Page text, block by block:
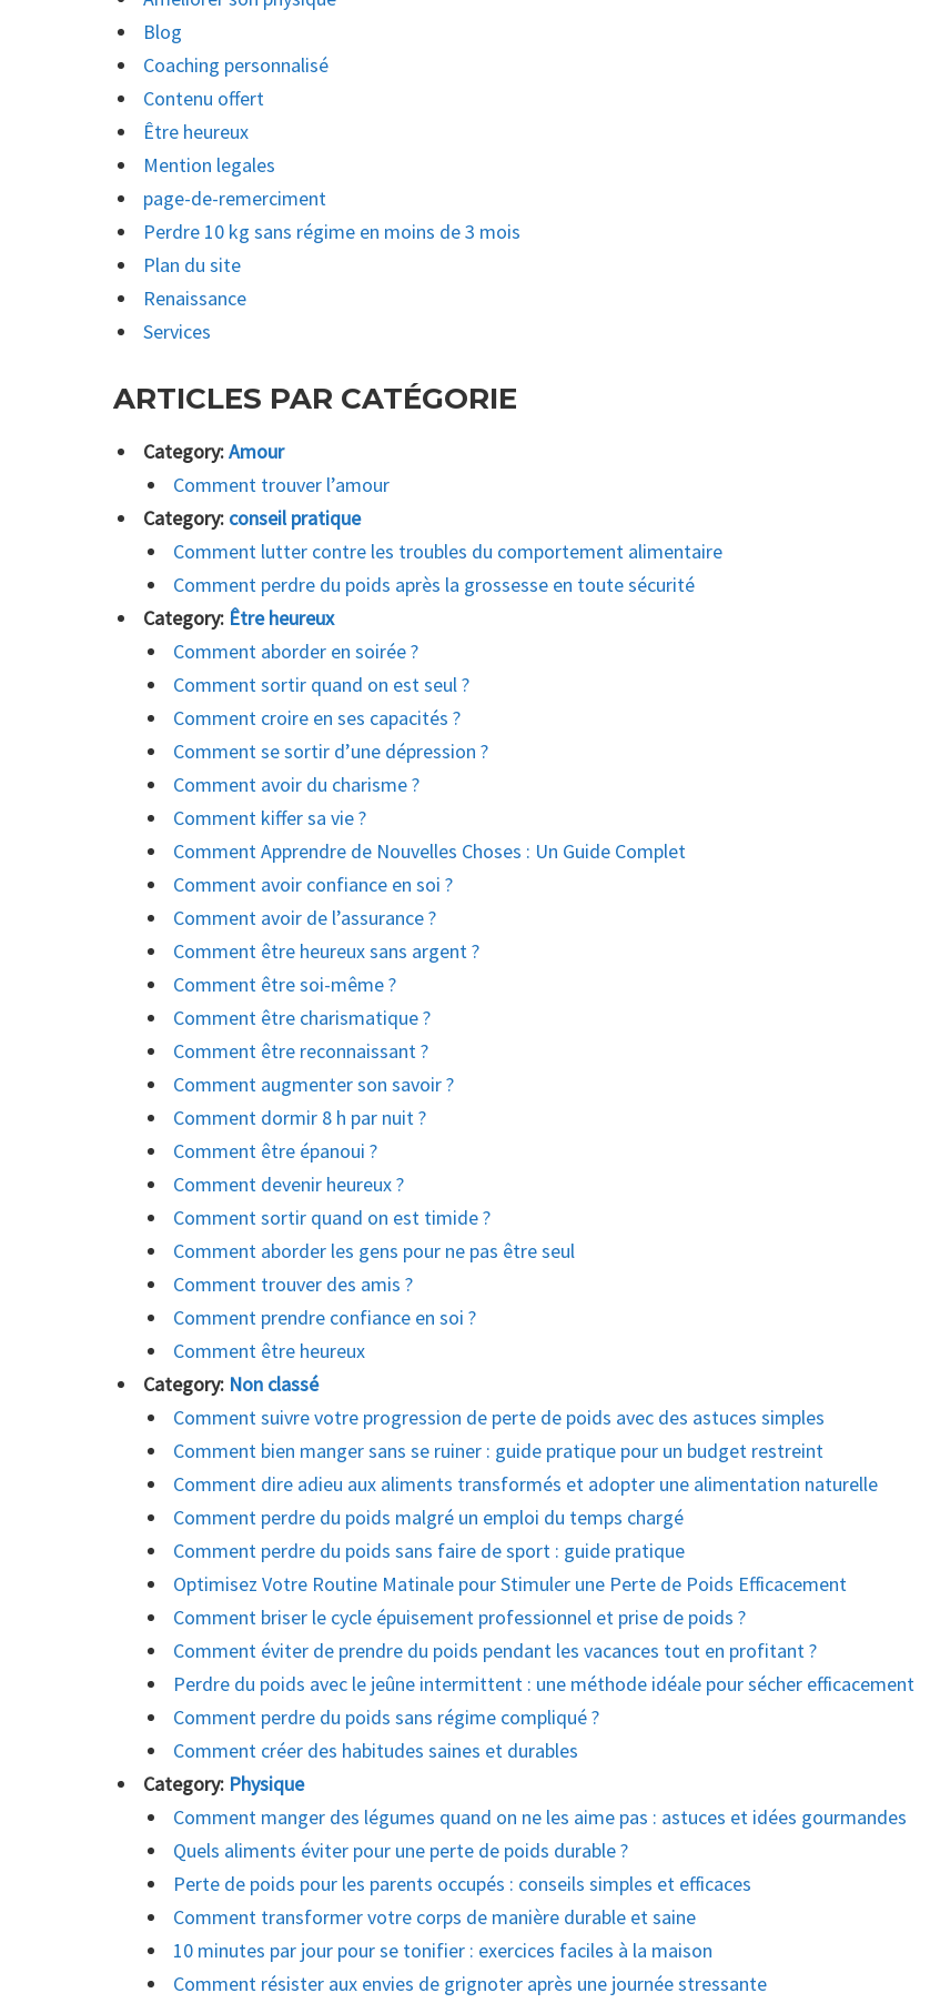
Blog
Coaching personnalisé
Contenu offert
Être heureux
Mention legales
page-de-remerciment
Perdre 10 kg sans régime en moins de 3 mois
Plan du site
Renaissance
Services
ARTICLES PAR CATÉGORIE
Category:Amour
Comment trouver l’amour
Category: conseil pratique
Comment lutter contre les troubles du comportement alimentaire
Comment perdre du poids après la grossesse en toute sécurité
Category: Être heureux
Comment aborder en soirée ?
Comment sortir quand on est seul ?
Comment croire en ses capacités ?
Comment se sortir d’une dépression ?
Comment avoir du charisme ?
Comment kiffer sa vie ?
Comment Apprendre de Nouvelles Choses : Un Guide Complet
Comment avoir confiance en soi ?
Comment avoir de l’assurance ?
Comment être heureux sans argent ?
Comment être soi-même ?
Comment être charismatique ?
Comment être reconnaissant ?
Comment augmenter son savoir ?
Comment dormir 8 h par nuit ?
Comment être épanoui ?
Comment devenir heureux ?
Comment sortir quand on est timide ?
Comment aborder les gens pour ne pas être seul
Comment trouver des amis ?
Comment prendre confiance en soi ?
Comment être heureux
Category: Non classé
Comment suivre votre progression de perte de poids avec des astuces simples
Comment bien manger sans se ruiner : guide pratique pour un budget restreint
Comment dire adieu aux aliments transformés et adopter une alimentation naturelle
Comment perdre du poids malgré un emploi du temps chargé
Comment perdre du poids sans faire de sport : guide pratique
Optimisez Votre Routine Matinale pour Stimuler une Perte de Poids Efficacement
Comment briser le cycle épuisement professionnel et prise de poids ?
Comment éviter de prendre du poids pendant les vacances tout en profitant ?
Perdre du poids avec le jeûne intermittent : une méthode idéale pour sécher efficacement
Comment perdre du poids sans régime compliqué ?
Comment créer des habitudes saines et durables
Category: Physique
Comment manger des légumes quand on ne les aime pas : astuces et idées gourmandes
Quels aliments éviter pour une perte de poids durable ?
Perte de poids pour les parents occupés : conseils simples et efficaces
Comment transformer votre corps de manière durable et saine
10 minutes par jour pour se tonifier : exercices faciles à la maison
Comment résister aux envies de grignoter après une journée stressante